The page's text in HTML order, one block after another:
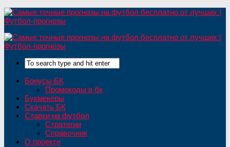
Бонусы БК
Промокоды в бк
Букмекеры
Скачать БК
Ставки на футбол
Стратегии
Справочник
О проекте